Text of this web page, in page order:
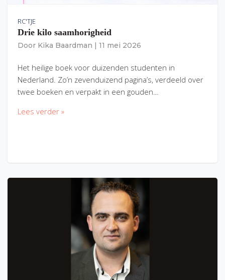
RC'TJE
Drie kilo saamhorigheid
Door Kika Baardman 11 mei 2026
Het heilige boek voor duizenden studenten in
Nederland. Zo’n zevenduizend pagina’s, verdeeld over
twee boeken en verpakt in een gouden…
Lees verder »